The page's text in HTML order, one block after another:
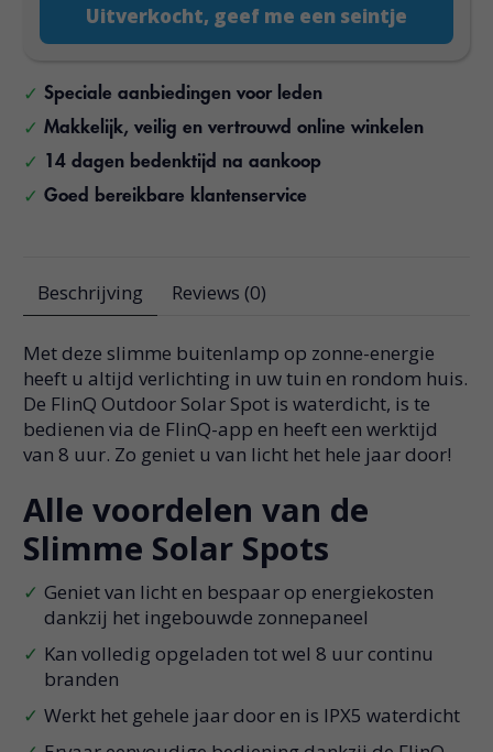
Uitverkocht, geef me een seintje
Speciale aanbiedingen voor leden
Makkelijk, veilig en vertrouwd online winkelen
14 dagen bedenktijd na aankoop
Goed bereikbare klantenservice
Beschrijving Reviews (0)
Met deze slimme buitenlamp op zonne-energie
heeft u altijd verlichting in uw tuin en rondom huis.
De FlinQ Outdoor Solar Spot is waterdicht, is te
bedienen via de FlinQ-app en heeft een werktijd
van 8 uur. Zo geniet u van licht het hele jaar door!
Alle voordelen van de
Slimme Solar Spots
Geniet van licht en bespaar op energiekosten
dankzij het ingebouwde zonnepaneel
Kan volledig opgeladen tot wel 8 uur continu
branden
Werkt het gehele jaar door en is IPX5 waterdicht